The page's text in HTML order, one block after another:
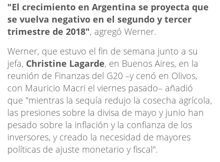
"El crecimiento en Argentina se proyecta que
se vuelva negativo en el segundo y tercer
trimestre de 2018", agregó Werner.
Werner, que estuvo el fin de semana junto a su
jefa, Christine Lagarde, en Buenos Aires, en la
reunión de Finanzas del G20 –y cenó en Olivos,
con Mauricio Macri el viernes pasado– añadió
que "mientras la sequía redujo la cosecha agrícola,
las presiones sobre la divisa de mayo y junio han
pesado sobre la inflación y la confianza de los
inversores, y creado la necesidad de mayores
políticas de ajuste monetario y fiscal".